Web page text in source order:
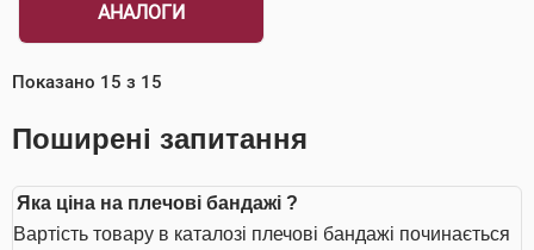
АНАЛОГИ
Показано 15 з 15
Поширені запитання
Яка ціна на плечові бандажі ?
Вартість товару в каталозі плечові бандажі починається